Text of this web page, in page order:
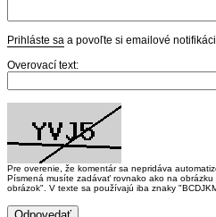
Prihláste sa a povoľte si emailové
Overovací text:
Pre overenie, že komentár sa nepridáva
Písmená musíte zadávať rovnako ako na
obrázok". V texte sa používajú iba znaky